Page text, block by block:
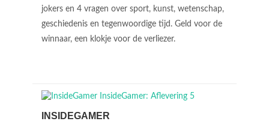
jokers en 4 vragen over sport, kunst, wetenschap,
geschiedenis en tegenwoordige tijd. Geld voor de
winnaar, een klokje voor de verliezer.
INSIDEGAMER